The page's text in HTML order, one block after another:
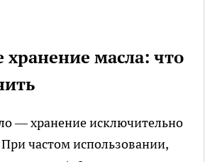
хранение масла: что
— хранение исключительно
частом использовании,